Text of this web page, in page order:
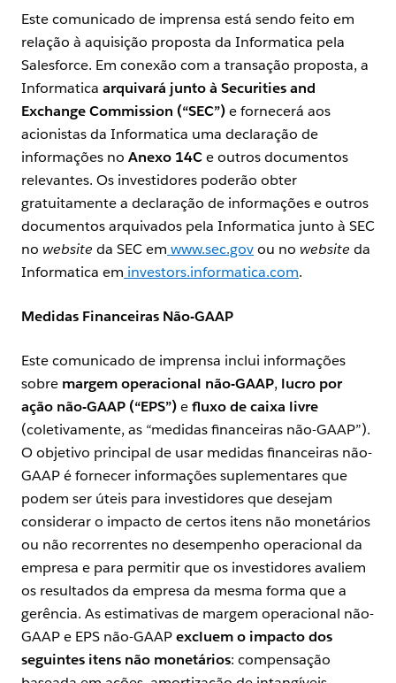
Este comunicado de imprensa está sendo feito em
relação à aquisição proposta da Informatica pela
Salesforce. Em conexão com a transação proposta, a
Informatica arquivará junto à Securities and
Exchange Commission (“SEC”)e fornecerá aos
acionistas da Informatica uma declaração de
informações no Anexo 14Ce outros documentos
relevantes. Os investidores poderão obter
gratuitamente a declaração de informações e outros
documentos arquivados pela Informatica junto à SEC
no website da SEC em www.sec.govou no website da
Informatica em investors.informatica.com.
Medidas Financeiras Não-GAAP
Este comunicado de imprensa inclui informações
sobre margem operacional não-GAAP, lucro por
ação não-GAAP (“EPS”)efluxo de caixa livre
(coletivamente, as “medidas financeiras não-GAAP”).
O objetivo principal de usar medidas financeiras não-
GAAP é fornecer informações suplementares que
podem ser úteis para investidores que desejam
considerar o impacto de certos itens não monetários
ou não recorrentes no desempenho operacional da
empresa e para permitir que os investidores avaliem
os resultados da empresa da mesma forma que a
gerência. As estimativas de margem operacional não-
GAAP e EPS não-GAAPexcluem o impacto dos
seguintes itens não monetários: compensação